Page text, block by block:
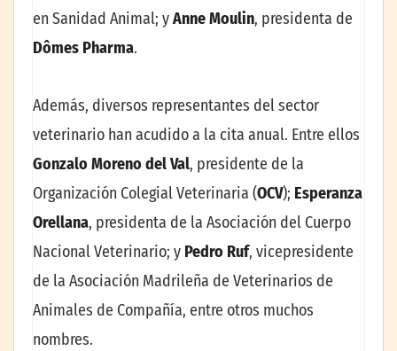
en Sanidad Animal; yAnne Moulin, presidenta de
Dômes Pharma.
Además, diversos representantes del sector
veterinario han acudido a la cita anual. Entre ellos
Gonzalo Moreno del Val, presidente de la
Organización Colegial Veterinaria (OCV); Esperanza
Orellana, presidenta de la Asociación del Cuerpo
Nacional Veterinario; y Pedro Ruf, vicepresidente
de la Asociación Madrileña de Veterinarios de
Animales de Compañía, entre otros muchos
nombres.